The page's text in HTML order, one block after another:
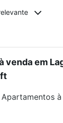
venda em